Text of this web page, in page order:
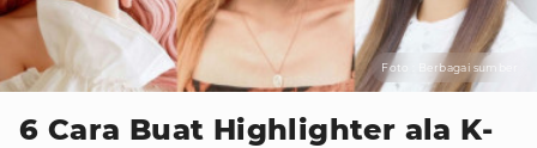
Foto : Berbagai sumber
6 Cara Buat Highlighter ala K-